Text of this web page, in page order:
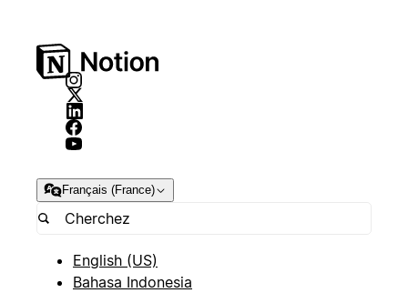
Français (France)
English (US)
Bahasa Indonesia